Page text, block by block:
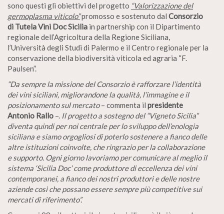
sono questi gli obiettivi del progetto “Valorizzazione del
germoplasma viticolo”promosso e sostenuto dal Consorzio
di Tutela Vini Doc Sicilia in partnership con il Dipartimento
regionale dell’Agricoltura della Regione Siciliana,
l’Università degli Studi di Palermo e il Centro regionale per la
conservazione della biodiversità viticola ed agraria “F.
Paulsen”.
“Da sempre la missione del Consorzio è rafforzare l’identità
dei vini siciliani, migliorandone la qualità, l’immagine e il
posizionamento sul mercato– commenta il presidente
Antonio Rallo –. Il progetto a sostegno del “Vigneto Sicilia”
diventa quindi per noi centrale per lo sviluppo dell’enologia
siciliana e siamo orgogliosi di poterlo sostenere a fianco delle
altre istituzioni coinvolte, che ringrazio per la collaborazione
e supporto. Ogni giorno lavoriamo per comunicare al meglio il
sistema ‘Sicilia Doc’ come produttore di eccellenza dei vini
contemporanei, a fianco dei nostri produttori e delle nostre
aziende così che possano essere sempre più competitive sui
mercati di riferimento”.